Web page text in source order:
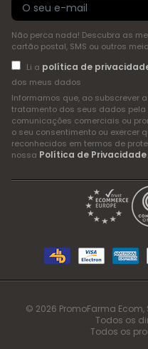
Não perca nada! Descubra as
cartão postal, SMS ou outros
Li a política de
dos meus dados
Informamos que, ao subscrever
tratamento dos seus dados pela
comunicações comerciais ou
o seu consentimento ou exercer
reconhecidos em termos de
nossa Política de Privacidade.
© 2026 PromoFarma Ecom,
Todos os
Todos os